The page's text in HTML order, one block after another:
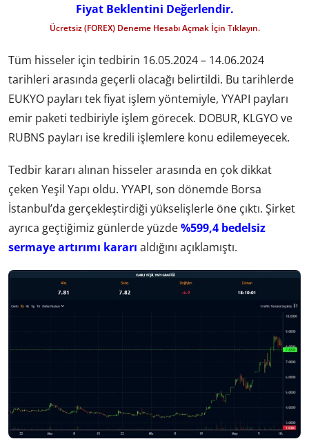
Fiyat Beklentini Değerlendir.
Ücretsiz (FOREX) Deneme Hesabı Açmak İçin Tıklayın.
Tüm hisseler için tedbirin 16.05.2024 – 14.06.2024
tarihleri arasında geçerli olacağı belirtildi. Bu tarihlerde
EUKYO payları tek fiyat işlem yöntemiyle, YYAPI payları
emir paketi tedbiriyle işlem görecek. DOBUR, KLGYO ve
RUBNS payları ise kredili işlemlere konu edilemeyecek.
Tedbir kararı alınan hisseler arasında en çok dikkat
çeken Yeşil Yapı oldu. YYAPI, son dönemde Borsa
İstanbul’da gerçekleştirdiği yükselişlerle öne çıktı. Şirket
ayrıca geçtiğimiz günlerde yüzde%599,4 bedelsiz
sermaye artırımı kararı aldığını açıklamıştı.